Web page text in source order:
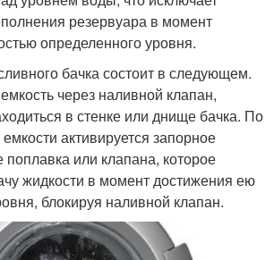
резервуара в момент
определенного уровня.
бачка состоит в следующем.
через наливной клапан,
в стенке или днище бачка. По
активируется запорное
поплавка или клапана, которое
жидкости в момент достижения ею
блокируя наливной клапан.